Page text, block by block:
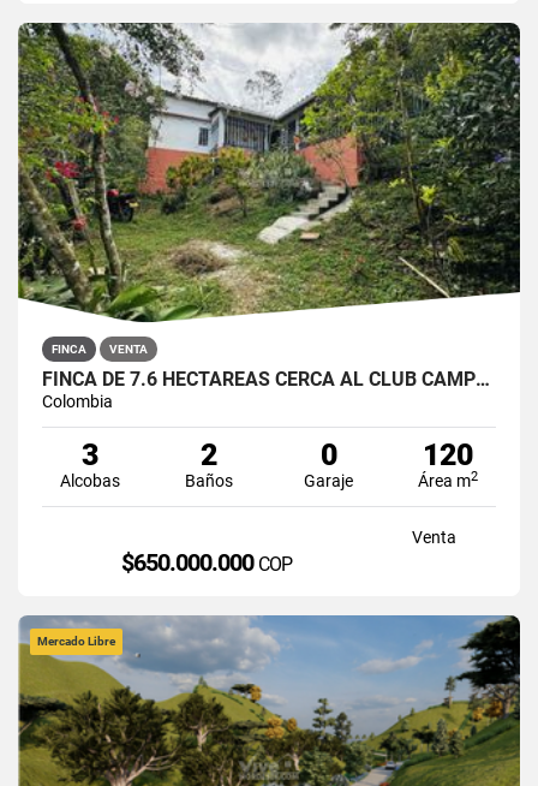
FINCA VENTA
FINCA DE 7.6 HECTÁREAS CERCA AL CLUB CAMPESTRE VILLA LAURA
Colombia
3
Alcobas
2
Baños
0
Garaje
120
Área m2
Venta
$650.000.000 COP
Mercado Libre